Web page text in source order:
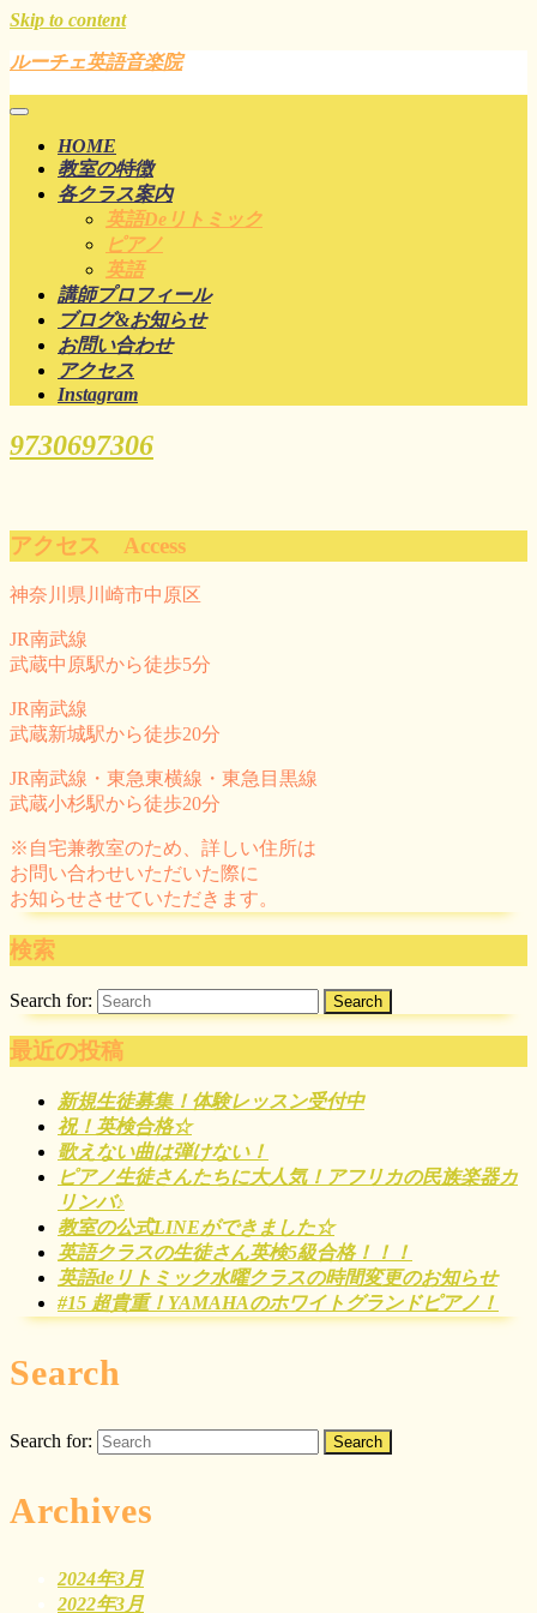
Skip to content
ルーチェ英語音楽院
HOME
教室の特徴
各クラス案内
英語deリトミック
ピアノ
英語
講師プロフィール
ブログ&お知らせ
お問い合わせ
アクセス
Instagram
9730697306
アクセス Access
神奈川県川崎市中原区
JR南武線
武蔵中原駅から徒歩5分
JR南武線
武蔵新城駅から徒歩20分
JR南武線・東急東横線・東急目黒線
武蔵小杉駅から徒歩20分
※自宅兼教室のため、詳しい住所は
お問い合わせいただいた際に
お知らせさせていただきます。
検索
Search for:
最近の投稿
新規生徒募集！体験レッスン受付中
祝！英検合格☆
歌えない曲は弾けない！
ピアノ生徒さんたちに大人気！アフリカの民族楽器カ
リンバ♪
教室の公式LINEができました☆
英語クラスの生徒さん英検5級合格！！！
英語deリトミック水曜クラスの時間変更のお知らせ
#15 超貴重！YAMAHAのホワイトグランドピアノ！
Search
Search for:
Archives
2024年3月
2022年3月